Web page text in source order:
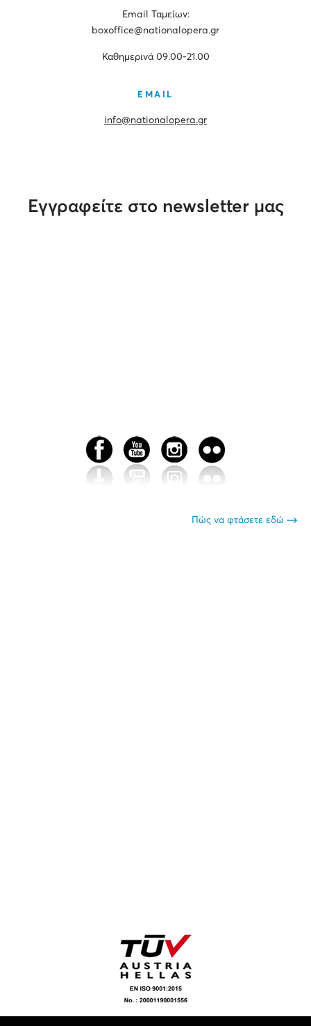
Εmail Ταμείων:
boxoffice@nationalopera.gr
Καθημερινά 09.00-21.00
EMAIL
info@nationalopera.gr
Εγγραφείτε στο newsletter μας
Πώς να φτάσετε εδώ